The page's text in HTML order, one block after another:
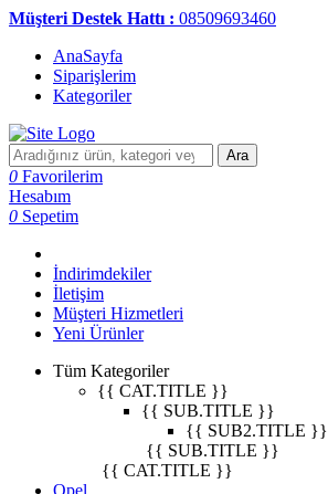
Müşteri Destek Hattı : 08509693460
AnaSayfa
Siparişlerim
Kategoriler
Ara
0 Favorilerim
Hesabım
0 Sepetim
İndirimdekiler
İletişim
Müşteri Hizmetleri
Yeni Ürünler
Tüm Kategoriler
{{ CAT.TITLE }}
{{ SUB.TITLE }}
{{ SUB2.TITLE }}
{{ SUB.TITLE }}
{{ CAT.TITLE }}
Opel